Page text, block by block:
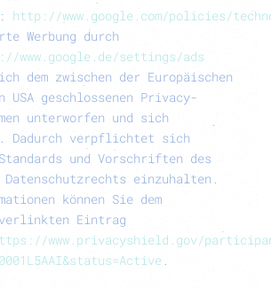
http://www.google.com/policies/
Werbung durch
www.google.de/settings/ads
dem zwischen der Europäischen
USA geschlossenen Privacy-
unterworfen und sich
verpflichtet sich
und Vorschriften des
Datenschutzrechts einzuhalten.
können Sie dem
Eintrag
www.privacyshield.gov/
.